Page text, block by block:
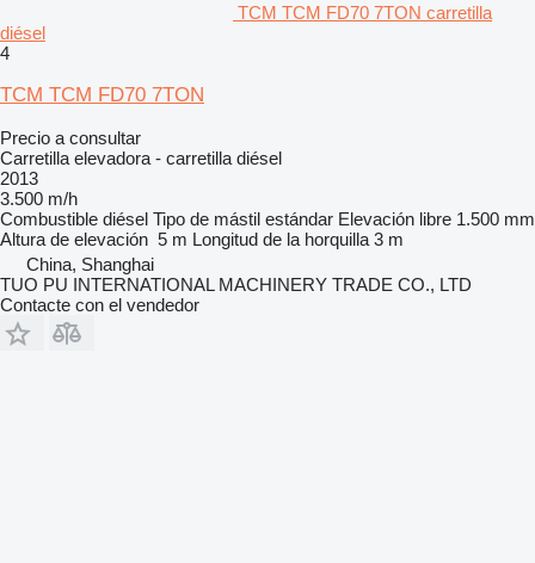
TCM TCM FD70 7TON carretilla
diésel
4
TCM TCM FD70 7TON
Precio a consultar
Carretilla elevadora - carretilla diésel
2013
3.500 m/h
Combustible diésel Tipo de mástil estándar Elevación libre 1.500 mm
Altura de elevación 5 m Longitud de la horquilla 3 m
China, Shanghai
TUO PU INTERNATIONAL MACHINERY TRADE CO., LTD
Contacte con el vendedor